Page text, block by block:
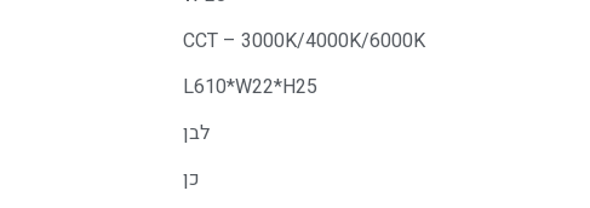
CCT – 3000K/4000K/6000K
L610*W22*H25
לבן
כן